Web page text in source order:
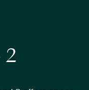
2